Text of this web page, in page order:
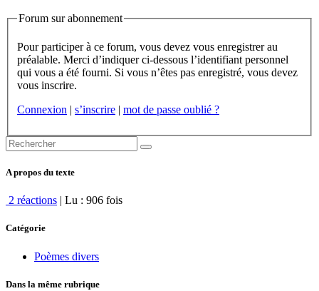
Forum sur abonnement
Pour participer à ce forum, vous devez vous enregistrer au
préalable. Merci d’indiquer ci-dessous l’identifiant personnel
qui vous a été fourni. Si vous n’êtes pas enregistré, vous devez
vous inscrire.
Connexion | s’inscrire | mot de passe oublié ?
A propos du texte
2 réactions | Lu : 906 fois
Catégorie
Poèmes divers
Dans la même rubrique